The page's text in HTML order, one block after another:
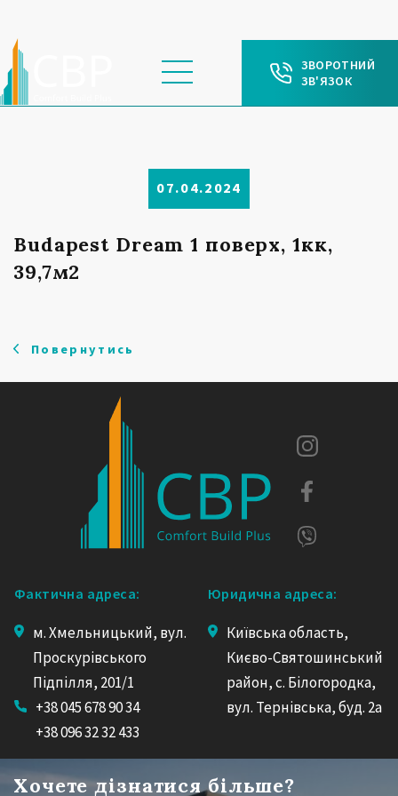
ЗВОРОТНИЙ
ЗВ'ЯЗОК
07.04.2024
Budapest Dream 1 поверх, 1кк,
39,7м2
Повернутись
Фактична адреса:
м. Хмельницький, вул.
Проскурівського
Підпілля, 201/1
+38 045 678 90 34
+38 096 32 32 433
Юридична адреса:
Київська область,
Києво-Святошинський
район, с. Білогородка,
вул. Тернівська, буд. 2а
Хочете дізнатися більше?